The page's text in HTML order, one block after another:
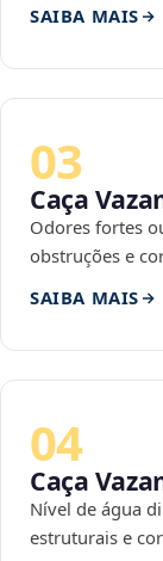
SAIBA MAIS
03
Caça
Odores fortes
obstruções e
SAIBA MAIS
04
Caça
Nível de água
estruturais e